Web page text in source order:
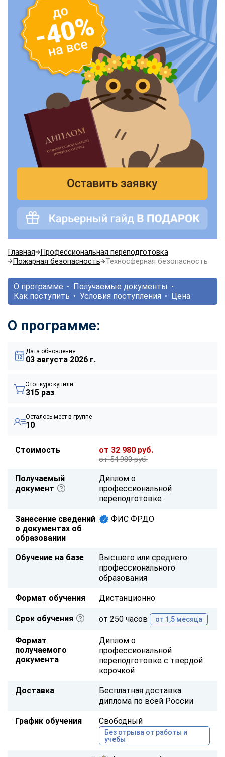
Главная
Профессиональная переподготовка
Пожарная безопасность
Техносферная безопасность
О программе
Получаемые документы
Как поступить
Условия поступления Цена
О программе:
Дата обновления
03 августа 2026 г.
Этот курс купили
315 раз
Осталось мест в группе
10
Стоимость от 32 980 руб.
от 54 980 руб.
Получаемый
документ
Диплом о
профессиональной
переподготовке
Занесение сведений
о документах об
образовании
ФИС ФРДО
Обучение на базе
Высшего или среднего
профессионального
образования
Формат обучения Дистанционно
Срок обучения от 250 часов от 1,5 месяца
Формат
получаемого
документа
Диплом о
профессиональной
переподготовке с твердой
корочкой
Доставка
Бесплатная доставка
диплома по всей России
График обучения Свободный
Без отрыва от работы и
учебы